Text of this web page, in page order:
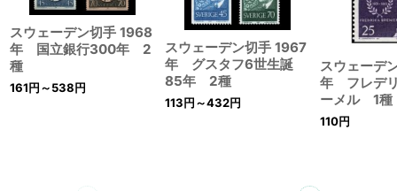
スウェーデン切手 1968
年 国立銀行300年 2
種
161円～538円
スウェーデン切手 1967
年 グスタフ6世生誕
85年 2種
113円～432円
スウェーデ
年 フレデ
ーメル 1種
110円